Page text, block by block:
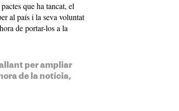
que ha tancat, el
al país i la seva voluntat
de portar-los a la
per ampliar
de la notícia,